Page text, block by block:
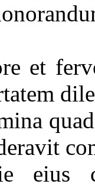
et
eius